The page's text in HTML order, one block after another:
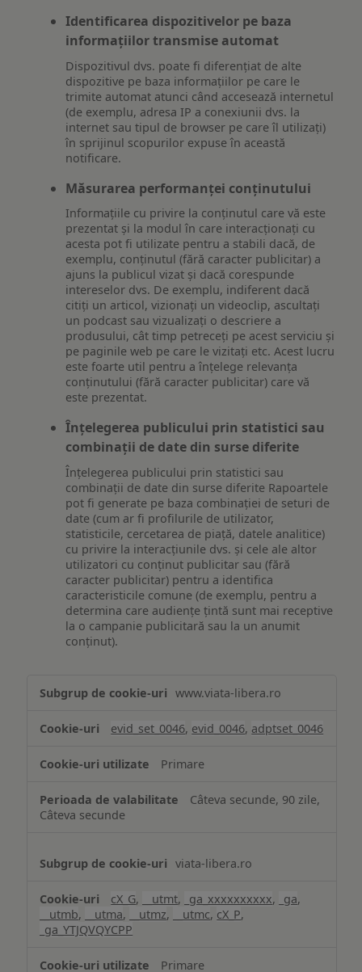
Identificarea dispozitivelor pe baza
informațiilor transmise automat
Dispozitivul dvs. poate fi diferențiat de alte
dispozitive pe baza informațiilor pe care le
trimite automat atunci când accesează internetul
(de exemplu, adresa IP a conexiunii dvs. la
internet sau tipul de browser pe care îl utilizați)
în sprijinul scopurilor expuse în această
notificare.
Măsurarea performanței conținutului
Informațiile cu privire la conținutul care vă este
prezentat și la modul în care interacționați cu
acesta pot fi utilizate pentru a stabili dacă, de
exemplu, conținutul (fără caracter publicitar) a
ajuns la publicul vizat și dacă corespunde
intereselor dvs. De exemplu, indiferent dacă
citiți un articol, vizionați un videoclip, ascultați
un podcast sau vizualizați o descriere a
produsului, cât timp petreceți pe acest serviciu și
pe paginile web pe care le vizitați etc. Acest lucru
este foarte util pentru a înțelege relevanța
conținutului (fără caracter publicitar) care vă
este prezentat.
Înțelegerea publicului prin statistici sau
combinații de date din surse diferite
Înțelegerea publicului prin statistici sau
combinații de date din surse diferite Rapoartele
pot fi generate pe baza combinației de seturi de
date (cum ar fi profilurile de utilizator,
statisticile, cercetarea de piață, datele analitice)
cu privire la interacțiunile dvs. și cele ale altor
utilizatori cu conținut publicitar sau (fără
caracter publicitar) pentru a identifica
caracteristicile comune (de exemplu, pentru a
determina care audiențe țintă sunt mai receptive
la o campanie publicitară sau la un anumit
conținut).
www.viata-libera.ro
evid_set_0046, evid_0046, adptset_0046
Primare
Câteva secunde, 90 zile,
Câteva secunde
viata-libera.ro
cX_G, __utmt, _ga_xxxxxxxxxx, _ga,
__utmb, __utma, __utmz, __utmc, cX_P,
_ga_YTJQVQYCPP
Primare